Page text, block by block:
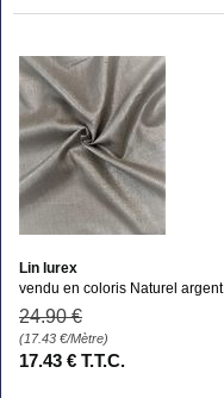
Lin lurex
vendu en coloris Naturel argent
24.90 €
(17.43 €/Mètre)
17.43 € T.T.C.